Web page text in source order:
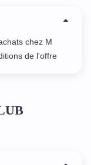
chez M
de l'offre